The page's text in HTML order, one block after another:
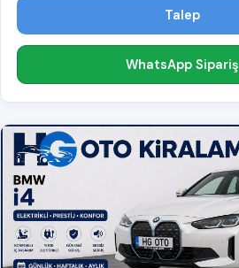
Talep
WhatsApp Sipariş